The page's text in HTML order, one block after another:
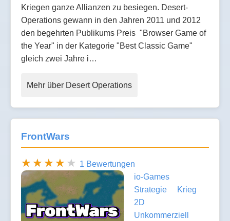
Kriegen ganze Allianzen zu besiegen. Desert-
Operations gewann in den Jahren 2011 und 2012
den begehrten Publikums Preis "Browser Game of
the Year" in der Kategorie "Best Classic Game"
gleich zwei Jahre i…
Mehr über Desert Operations
FrontWars
1 Bewertungen
io-Games
Strategie
Krieg
2D
Unkommerziell